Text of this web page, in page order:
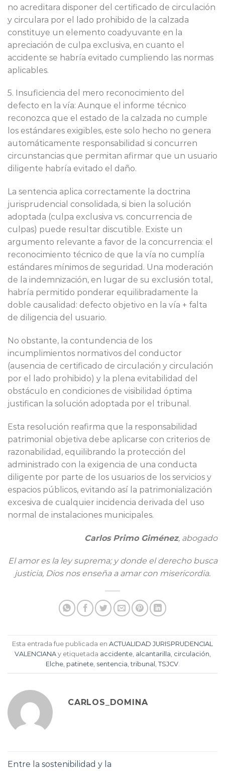
no acreditara disponer del certificado de circulación
y circulara por el lado prohibido de la calzada
constituye un elemento coadyuvante en la
apreciación de culpa exclusiva, en cuanto el
accidente se habría evitado cumpliendo las normas
aplicables.
5. Insuficiencia del mero reconocimiento del
defecto en la vía: Aunque el informe técnico
reconozca que el estado de la calzada no cumple
los estándares exigibles, este solo hecho no genera
automáticamente responsabilidad si concurren
circunstancias que permitan afirmar que un usuario
diligente habría evitado el daño.
La sentencia aplica correctamente la doctrina
jurisprudencial consolidada, si bien la solución
adoptada (culpa exclusiva vs. concurrencia de
culpas) puede resultar discutible. Existe un
argumento relevante a favor de la concurrencia: el
reconocimiento técnico de que la vía no cumplía
estándares mínimos de seguridad. Una moderación
de la indemnización, en lugar de su exclusión total,
habría permitido ponderar equilibradamente la
doble causalidad: defecto objetivo en la vía + falta
de diligencia del usuario.
No obstante, la contundencia de los
incumplimientos normativos del conductor
(ausencia de certificado de circulación y circulación
por el lado prohibido) y la plena evitabilidad del
obstáculo en condiciones de visibilidad óptima
justifican la solución adoptada por el tribunal.
Esta resolución reafirma que la responsabilidad
patrimonial objetiva debe aplicarse con criterios de
razonabilidad, equilibrando la protección del
administrado con la exigencia de una conducta
diligente por parte de los usuarios de los servicios y
espacios públicos, evitando así la patrimonialización
excesiva de cualquier incidencia derivada del uso
normal de instalaciones municipales.
Carlos Primo Giménez, abogado
El amor es la ley suprema; y donde el derecho busca
justicia, Dios nos enseña a amar con misericordia.
Esta entrada fue publicada en ACTUALIDAD JURISPRUDENCIAL
VALENCIANAy etiquetada accidente, alcantarilla circulación
Elche, patinete, sentencia ,tribunal TSJCV.
CARLOS_DOMINA
Entre la sostenibilidad y la